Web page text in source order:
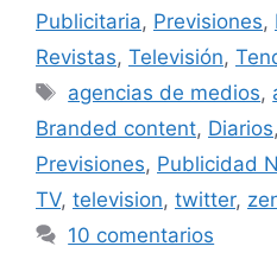
Publicitaria, Previsiones,
Revistas, Televisión,
Etiquetas
agencias de medios,
Branded content, Diarios,
Previsiones, Publicidad
TV, television, twitter,
10 comentarios